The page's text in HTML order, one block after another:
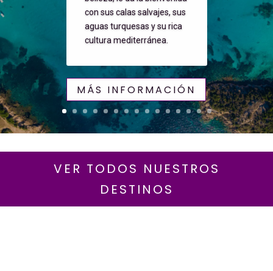
con sus calas salvajes, sus
aguas turquesas y su rica
cultura mediterránea.
MÁS INFORMACIÓN
VER TODOS NUESTROS
DESTINOS